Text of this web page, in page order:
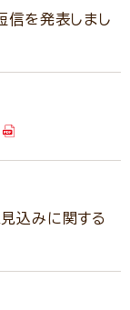
を発表しまし
込みに関する